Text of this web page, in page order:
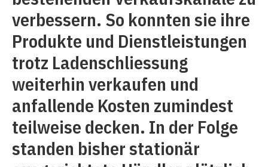
verbessern. So konnten sie ihre
Produkte und Dienstleistungen
trotz Ladenschliessung
weiterhin verkaufen und
anfallende Kosten zumindest
teilweise decken. In der Folge
standen bisher stationär